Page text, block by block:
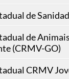
de
de
(CRMV-GO)
CRMV